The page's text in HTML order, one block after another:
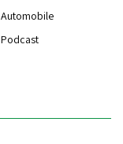
Automobile
Podcast